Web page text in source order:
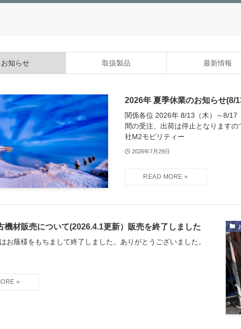
お知らせ 取扱製品 最新情報
2026年 夏季休業のお知らせ(8/
関係各位 2026年 8/13（木）～8/17
間の受注、出荷は停止となります
社M2モビリティー
2026年7月29日
機材販売について(2026.4.1更新）販売を終了しました
お蔭様をもちまして終了しました。ありがとうございました。